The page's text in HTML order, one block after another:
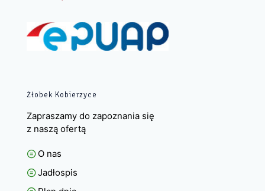
Żłobek Kobierzyce
Zapraszamy do zapoznania się
z naszą ofertą
O nas
Jadłospis